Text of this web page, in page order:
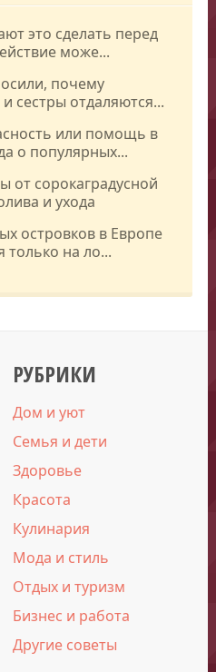
это сделать перед
може...
почему
сестры отдаляются...
или помощь в
о популярных...
от сорокаградусной
и ухода
островков в Европе
на ло...
РУБРИКИ
Дом и уют
Семья и дети
Здоровье
Красота
Кулинария
Мода и стиль
Отдых и туризм
Бизнес и работа
Другие советы